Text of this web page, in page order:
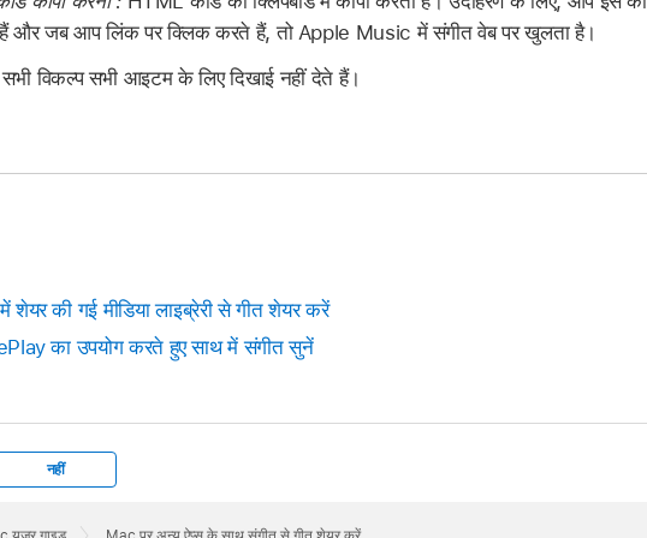
और जब आप लिंक पर क्लिक करते हैं, तो Apple Music में संगीत वेब पर खुलता है।
सभी विकल्प सभी आइटम के लिए दिखाई नहीं देते हैं।
शेयर की गई मीडिया लाइब्रेरी से गीत शेयर करें
का उपयोग करते हुए साथ में संगीत सुनें
नहीं